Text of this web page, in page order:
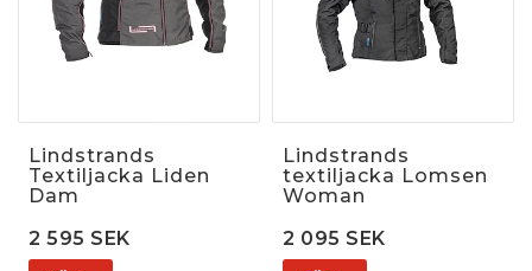
Lindstrands
Textiljacka Liden
Dam
2 595 SEK
Lindstrands
textiljacka Lomsen
Woman
2 095 SEK